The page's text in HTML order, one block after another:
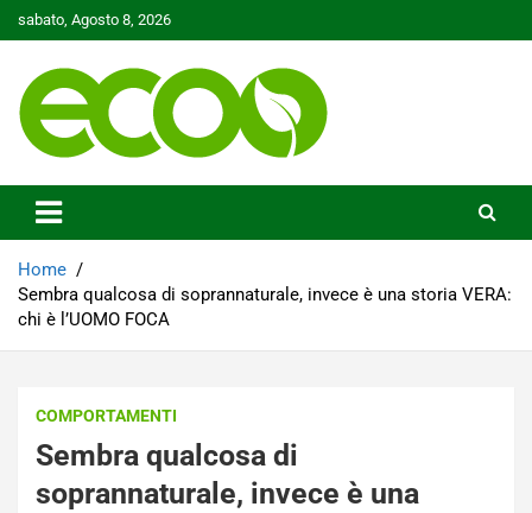
to
sabato, Agosto 8, 2026
Ecoo.it
Home
Sembra qualcosa di soprannaturale, invece è una storia VERA:
chi è l’UOMO FOCA
COMPORTAMENTI
Sembra qualcosa di
soprannaturale, invece è una